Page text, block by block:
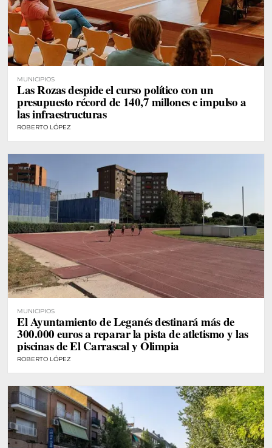
MUNICIPIOS
Las Rozas despide el curso político con un
presupuesto récord de 140,7 millones e impulso a
las infraestructuras
ROBERTO LÓPEZ
MUNICIPIOS
El Ayuntamiento de Leganés destinará más de
300.000 euros a reparar la pista de atletismo y las
piscinas de El Carrascal y Olimpia
ROBERTO LÓPEZ